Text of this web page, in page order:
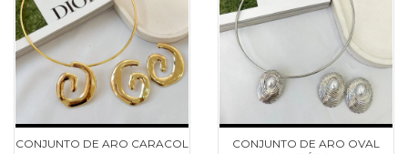
CONJUNTO DE ARO CARACOL
CONJUNTO DE ARO OVAL